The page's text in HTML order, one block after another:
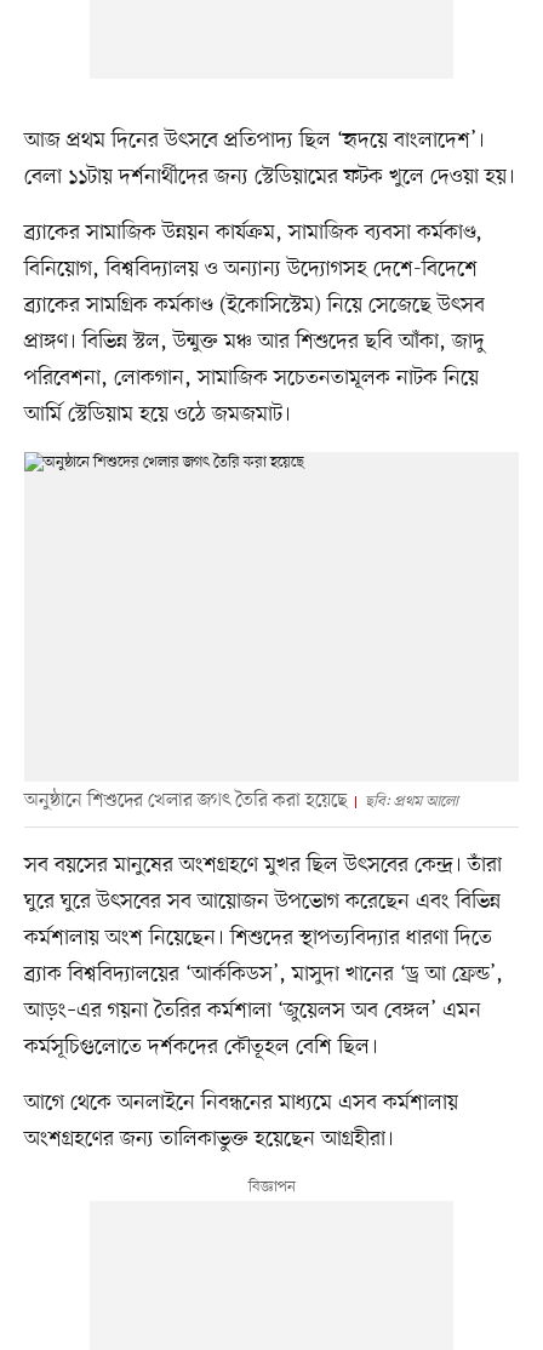
আজ প্রথম দিনের উৎসবে প্রতিপাদ্য ছিল ‘হৃদয়ে বাংলাদেশ’।
বেলা ১১টায় দর্শনার্থীদের জন্য স্টেডিয়ামের ফটক খুলে দেওয়া হয়।
ব্র্যাকের সামাজিক উন্নয়ন কার্যক্রম, সামাজিক ব্যবসা কর্মকাণ্ড,
বিনিয়োগ, বিশ্ববিদ্যালয় ও অন্যান্য উদ্যোগসহ দেশে-বিদেশে
ব্র্যাকের সামগ্রিক কর্মকাণ্ড (ইকোসিস্টেম) নিয়ে সেজেছে উৎসব
প্রাঙ্গণ। বিভিন্ন স্টল, উন্মুক্ত মঞ্চ আর শিশুদের ছবি আঁকা, জাদু
পরিবেশনা, লোকগান, সামাজিক সচেতনতামূলক নাটক নিয়ে
আর্মি স্টেডিয়াম হয়ে ওঠে জমজমাট।
অনুষ্ঠানে শিশুদের খেলার জগৎ তৈরি করা হয়েছে ছবি: প্রথম আলো
সব বয়সের মানুষের অংশগ্রহণে মুখর ছিল উৎসবের কেন্দ্র। তাঁরা
ঘুরে ঘুরে উৎসবের সব আয়োজন উপভোগ করেছেন এবং বিভিন্ন
কর্মশালায় অংশ নিয়েছেন। শিশুদের স্থাপত্যবিদ্যার ধারণা দিতে
ব্র্যাক বিশ্ববিদ্যালয়ের ‘আর্ককিডস’, মাসুদা খানের ‘ড্র আ ফ্রেন্ড’,
আড়ং–এর গয়না তৈরির কর্মশালা ‘জুয়েলস অব বেঙ্গল’ এমন
কর্মসূচিগুলোতে দর্শকদের কৌতূহল বেশি ছিল।
আগে থেকে অনলাইনে নিবন্ধনের মাধ্যমে এসব কর্মশালায়
অংশগ্রহণের জন্য তালিকাভুক্ত হয়েছেন আগ্রহীরা।